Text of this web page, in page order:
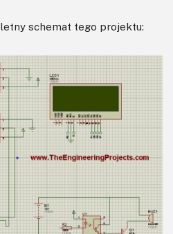
schemat tego projektu: